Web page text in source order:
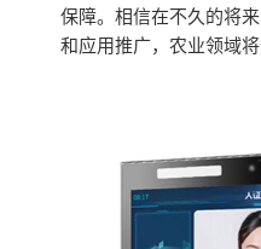
保障。相信在不久的将
和应用推广，农业领域